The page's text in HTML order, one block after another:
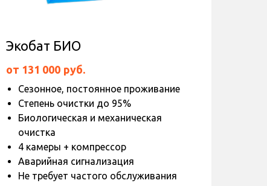
Экобат БИО
от 131 000 руб.
Сезонное, постоянное проживание
Степень очистки до 95%
Биологическая и механическая
очистка
4 камеры + компрессор
Аварийная сигнализация
Не требует частого обслуживания